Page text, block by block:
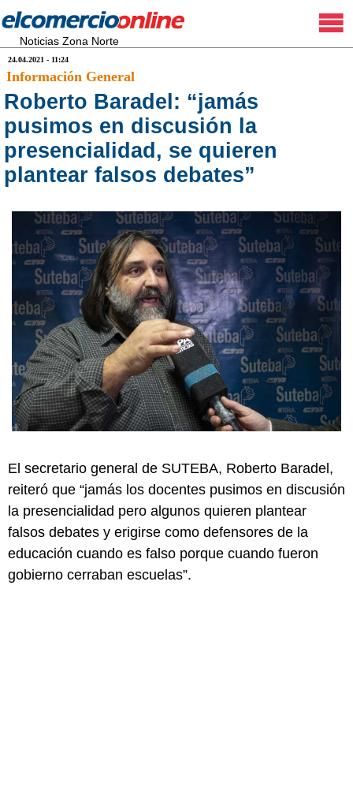
Noticias Zona Norte
24.04.2021 - 11:24
Información General
Roberto Baradel: “jamás
pusimos en discusión la
presencialidad, se quieren
plantear falsos debates”
El secretario general de SUTEBA, Roberto Baradel,
reiteró que “jamás los docentes pusimos en discusión
la presencialidad pero algunos quieren plantear
falsos debates y erigirse como defensores de la
educación cuando es falso porque cuando fueron
gobierno cerraban escuelas”.